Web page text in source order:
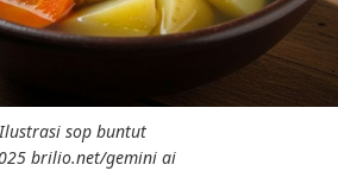
sop buntut
brilio.net/gemini ai